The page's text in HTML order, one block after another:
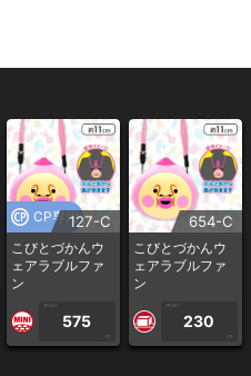
CP専用127-C
こびとづかんウ
ェアラブルファ
ン
1PLAY
575
CP
654-C
こびとづかんウ
ェアラブルファ
ン
1PLAY
230
CP